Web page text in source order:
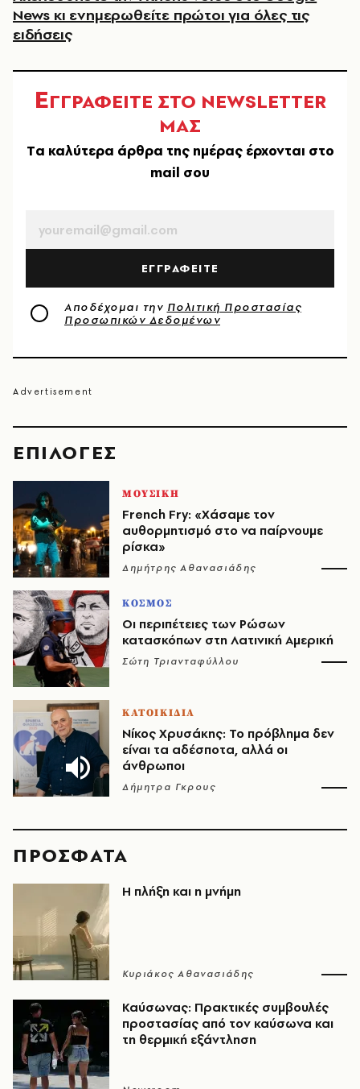
EΠΙΛΟΓΈΣ
ΜΟΥΣΙΚΗ
French Fry: «Χάσαμε τον
αυθορμητισμό στο να παίρνουμε
ρίσκα»
Δημήτρης Αθανασιάδης
ΚΟΣΜΟΣ
Οι περιπέτειες των Ρώσων
κατασκόπων στη Λατινική Αμερική
Σώτη Τριανταφύλλου
ΚΑΤΟΙΚΙΔΙΑ
Νίκος Χρυσάκης: Το πρόβλημα δεν
είναι τα αδέσποτα, αλλά οι
άνθρωποι
Δήμητρα Γκρους
News κι ενημερωθείτε πρώτοι για όλες τις
ειδήσεις
ΕΓΓΡΑΦΕΙΤΕ ΣΤΟ NEWSLETTER
ΜΑΣ
Tα καλύτερα άρθρα της ημέρας έρχονται στο
mail σου
ΕΓΓΡΑΦΕΙΤΕ
Αποδέχομαι την Πολιτική Προστασίας
Προσωπικών Δεδομένων
ΠΡΟΣΦΑΤΑ
Η πλήξη και η μνήμη
Κυριάκος Αθανασιάδης
Καύσωνας: Πρακτικές συμβουλές
προστασίας από τον καύσωνα και
τη θερμική εξάντληση